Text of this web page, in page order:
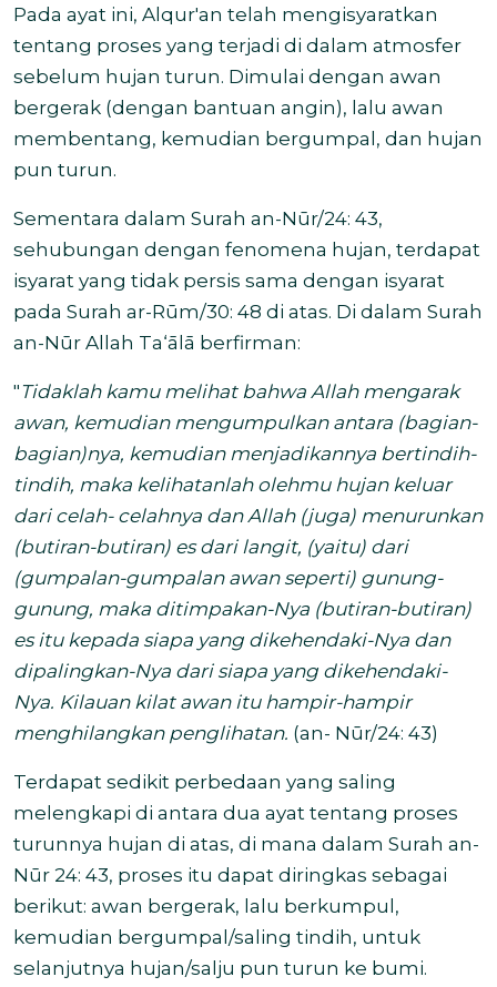
Pada ayat ini, Alqur'an telah mengisyaratkan
tentang proses yang terjadi di dalam atmosfer
sebelum hujan turun. Dimulai dengan awan
bergerak (dengan bantuan angin), lalu awan
membentang, kemudian bergumpal, dan hujan
pun turun.
Sementara dalam Surah an-Nūr/24: 43,
sehubungan dengan fenomena hujan, terdapat
isyarat yang tidak persis sama dengan isyarat
pada Surah ar-Rūm/30: 48 di atas. Di dalam Surah
an-Nūr Allah Ta‘ālā berfirman:
" Tidaklah kamu melihat bahwa Allah mengarak
awan, kemudian mengumpulkan antara (bagian-
bagian)nya, kemudian menjadikannya bertindih-
tindih, maka kelihatanlah olehmu hujan keluar
dari celah- celahnya dan Allah (juga) menurunkan
(butiran-butiran) es dari langit, (yaitu) dari
(gumpalan-gumpalan awan seperti) gunung-
gunung, maka ditimpakan-Nya (butiran-butiran)
es itu kepada siapa yang dikehendaki-Nya dan
dipalingkan-Nya dari siapa yang dikehendaki-
Nya. Kilauan kilat awan itu hampir-hampir
menghilangkan penglihatan. (an- Nūr/24: 43)
Terdapat sedikit perbedaan yang saling
melengkapi di antara dua ayat tentang proses
turunnya hujan di atas, di mana dalam Surah an-
Nūr 24: 43, proses itu dapat diringkas sebagai
berikut: awan bergerak, lalu berkumpul,
kemudian bergumpal/saling tindih, untuk
selanjutnya hujan/salju pun turun ke bumi.